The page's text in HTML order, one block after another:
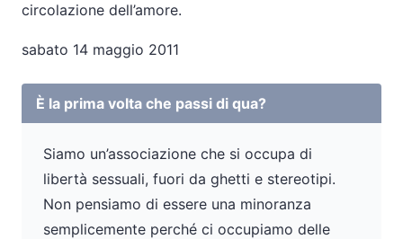
circolazione dell’amore.
sabato 14 maggio 2011
È la prima volta che passi di qua?
Siamo un’associazione che si occupa di
libertà sessuali, fuori da ghetti e stereotipi.
Non pensiamo di essere una minoranza
semplicemente perché ci occupiamo delle